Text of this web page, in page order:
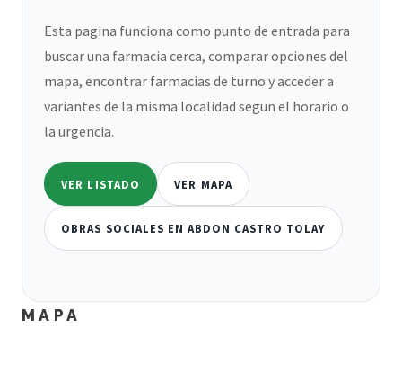
Esta pagina funciona como punto de entrada para
buscar una farmacia cerca, comparar opciones del
mapa, encontrar farmacias de turno y acceder a
variantes de la misma localidad segun el horario o
la urgencia.
VER LISTADO VER MAPA
OBRAS SOCIALES EN ABDON CASTRO TOLAY
MAPA